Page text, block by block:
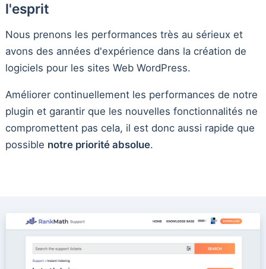
l'esprit
Nous prenons les performances très au sérieux et
avons des années d'expérience dans la création de
logiciels pour les sites Web WordPress.
Améliorer continuellement les performances de notre
plugin et garantir que les nouvelles fonctionnalités ne
compromettent pas cela, il est donc aussi rapide que
possible notre priorité absolue.